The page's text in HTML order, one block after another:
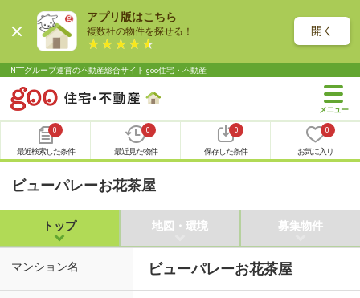
アプリ版はこちら
複数社の物件を探せる！ 開く
NTTグループ運営の不動産総合サイト goo住宅・不動産
0
最近検索した条件
0
最近見た物件
0
保存した条件
0
お気に入り
ビューパレーお花茶屋
トップ 地図・環境 募集物件
マンション名 ビューパレーお花茶屋